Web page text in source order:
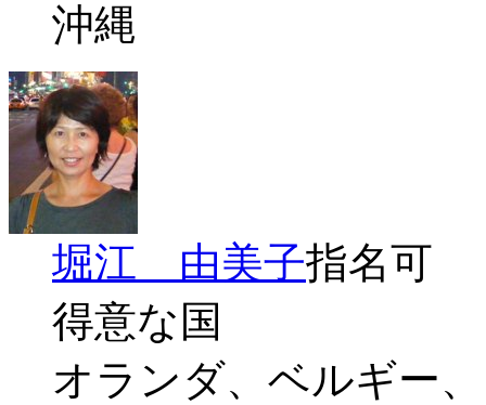
沖縄
堀江 由美子指名可
得意な国
オランダ、ベルギー